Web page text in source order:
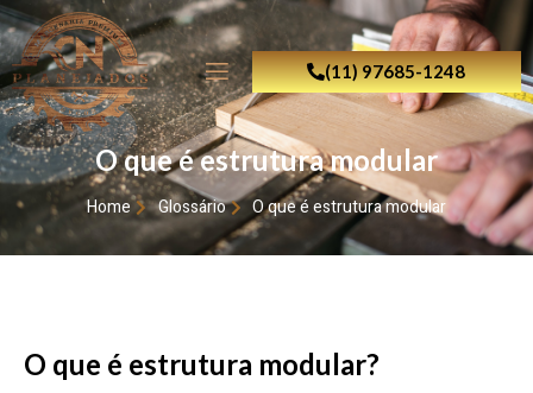
(11) 97685-1248
O que é estrutura modular
Home Glossário O que é estrutura modular
O que é estrutura modular?